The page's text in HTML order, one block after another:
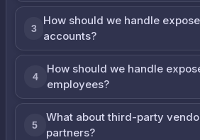
3
How should we handle
accounts?
4
How should we handle
employees?
5
What about third-party
partners?